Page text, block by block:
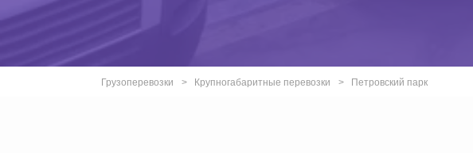
Грузоперевозки Крупногабаритные перевозки Петровский парк